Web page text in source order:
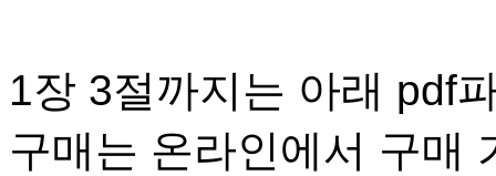
1장 3절까지는 아래 pdf
구매는 온라인에서 구매